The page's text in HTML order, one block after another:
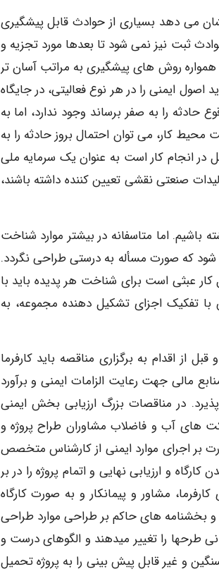
می دهد بسیاری از حوادث قابل پیشگیری
ثبت نیز نمی شود تا بعدها مورد تجزیه و
همواره روش های پیشگیری به مراتب آسان تر
ایمنی را در هر نوع فعالیتی، در جایگاه
را به صفر برساند وجود ندارد، اما به
کار، می توان احتمال بروز حادثه را به
در انجام کار است به عنوان یک سرمایه ملی
صنعتی نقشی تعیین کننده داشته باشند،
باشیم. اما متاسفانه در بیشتر موارد شناخت
که صورت مسأله به درستی طراحی نگردد.
عبثی است برای شناخت هر پدیده باید با
تفکیک اجزای تشکیل دهنده مجموعه، به
اقدام به برگزاری مناقصه باید کارفرما
مالی جهت رعایت الزامات ایمنی و برآورد
در مناقصات بزرگ ارزیابی بخش ایمنی
های آب و فاضلاب مشاوران طراح پروژه و
بر اجرای موارد ایمنی از کارشناس متخصص
و ارزیابی نهایی و اتمام پروژه را در بر
مشاور و پیمانکار و به صورت کارگاه
و بخشنامه های حاکم بر طراحی موارد طراحی
طرحها را تغییر میدهند و الگوهای درست و
و غیر قابل پیش بینی را به پروژه تحمیل